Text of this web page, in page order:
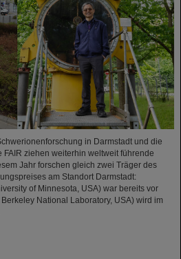
in Darmstadt und die
ziehen weiterhin weltweit führende
Jahr forschen gleich zwei Träger des
am Standort Darmstadt:
of Minnesota, USA) war bereits vor
National Laboratory, USA) wird im